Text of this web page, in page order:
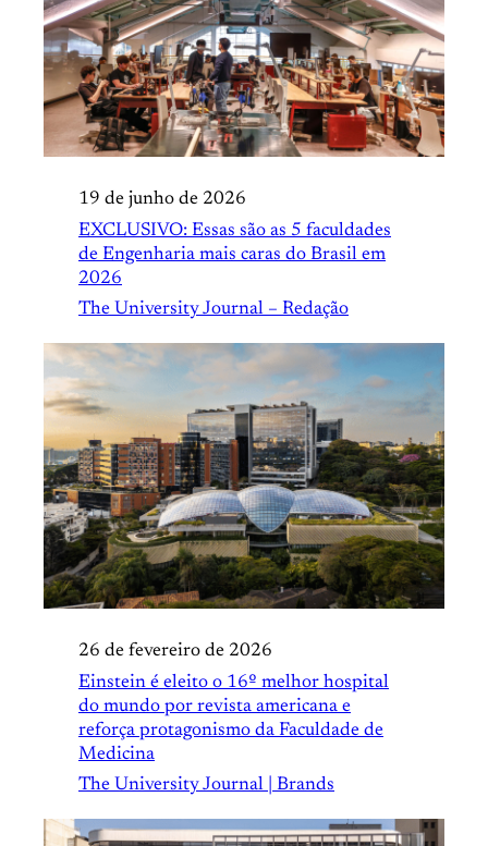
19 de junho de 2026
EXCLUSIVO: Essas são as 5 faculdades
de Engenharia mais caras do Brasil em
2026
The University Journal – Redação
26 de fevereiro de 2026
Einstein é eleito o 16º melhor hospital
do mundo por revista americana e
reforça protagonismo da Faculdade de
Medicina
The University Journal | Brands